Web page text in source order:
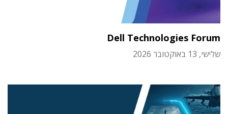
Dell Technologies Forum
שלישי, 13 באוקטובר 2026